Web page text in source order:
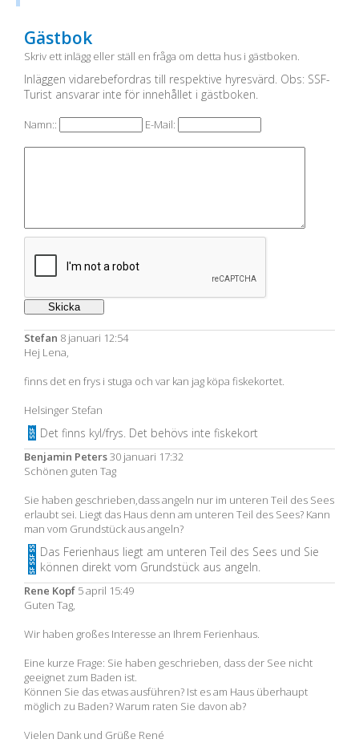
Gästbok
Skriv ett inlägg eller ställ en fråga om detta hus i gästboken.
Inläggen vidarebefordras till respektive hyresvärd. Obs: SSF-
Turist ansvarar inte för innehållet i gästboken.
Namn:: E-Mail:
Stefan 8 januari 12:54
Hej Lena,
finns det en frys i stuga och var kan jag köpa fiskekortet.
Helsinger Stefan
Det finns kyl/frys. Det behövs inte fiskekort
Benjamin Peters30 januari 17:32
Schönen guten Tag
Sie haben geschrieben,dass angeln nur im unteren Teil des Sees
erlaubt sei. Liegt das Haus denn am unteren Teil des Sees? Kann
man vom Grundstück aus angeln?
Das Ferienhaus liegt am unteren Teil des Sees und Sie
können direkt vom Grundstück aus angeln.
Rene Kopf 5 april 15:49
Guten Tag,
Wir haben großes Interesse an Ihrem Ferienhaus.
Eine kurze Frage: Sie haben geschrieben, dass der See nicht
geeignet zum Baden ist.
Können Sie das etwas ausführen? Ist es am Haus überhaupt
möglich zu Baden? Warum raten Sie davon ab?
Vielen Dank und Grüße René